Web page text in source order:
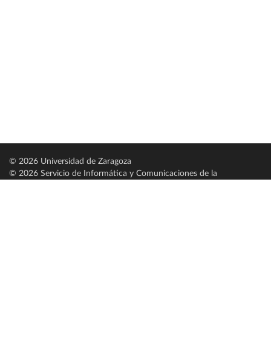
© 2026 Universidad de Zaragoza
© 2026 Servicio de Informática y Comunicaciones de la